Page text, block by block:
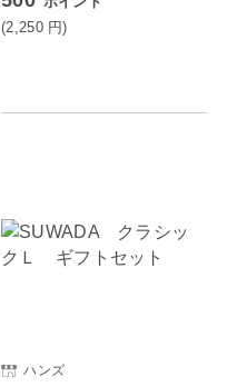
(2,250 円)
ハンズ